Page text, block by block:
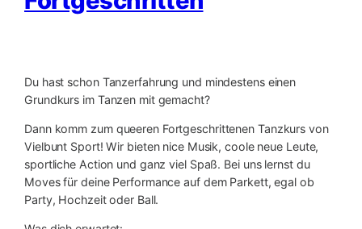
Du hast schon Tanzerfahrung und mindestens einen
Grundkurs im Tanzen mit gemacht?
Dann komm zum queeren Fortgeschrittenen Tanzkurs von
Vielbunt Sport! Wir bieten nice Musik, coole neue Leute,
sportliche Action und ganz viel Spaß. Bei uns lernst du
Moves für deine Performance auf dem Parkett, egal ob
Party, Hochzeit oder Ball.